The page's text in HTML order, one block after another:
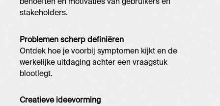
stakeholders.
Problemen scherp definiëren
Ontdek hoe je voorbij symptomen kijkt en de
werkelijke uitdaging achter een vraagstuk
blootlegt.
Creatieve ideevorming